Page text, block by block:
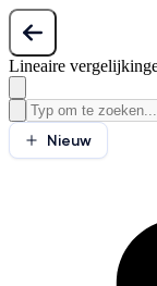
Lineaire
Nieuw